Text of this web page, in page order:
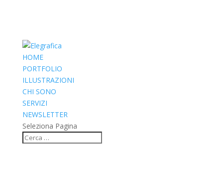
HOME
PORTFOLIO
ILLUSTRAZIONI
CHI SONO
SERVIZI
NEWSLETTER
Seleziona Pagina